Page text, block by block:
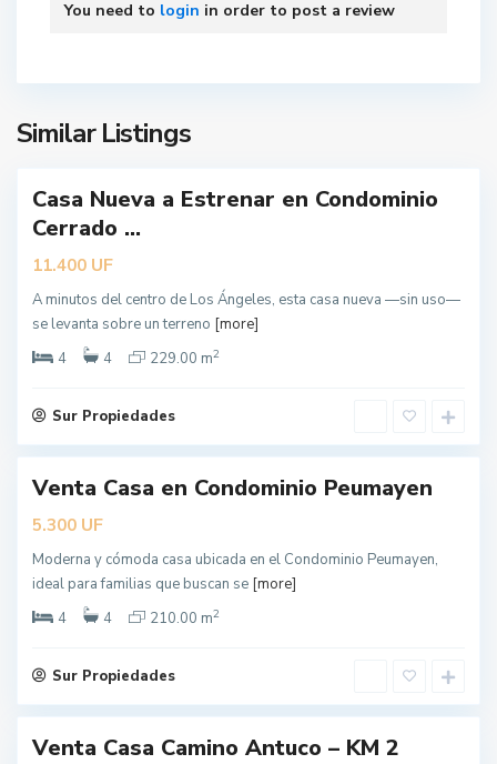
You need to login in order to post a review
Similar Listings
e
s
Casa Nueva a Estrenar en Condominio
Cerrado ...
11.400 UF
A minutos del centro de Los Ángeles, esta casa nueva —sin uso—
se levanta sobre un terreno [more]
4
4 229.00 m2
Sur Propiedades
L
o
s
n
g
e
e
Venta Casa en Condominio Peumayen
5.300 UF
Moderna y cómoda casa ubicada en el Condominio Peumayen,
ideal para familias que buscan se [more]
4
4 210.00 m2
Sur Propiedades
o
s
n
g
e
e
Venta Casa Camino Antuco – KM 2
o